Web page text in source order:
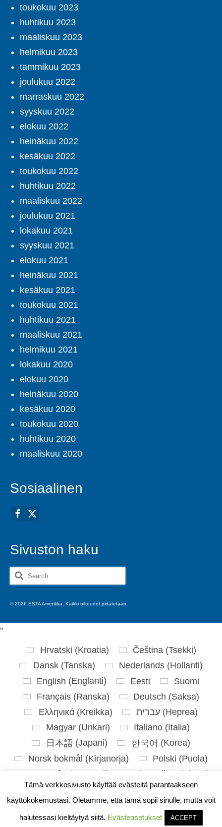
toukokuu 2023
huhtikuu 2023
maaliskuu 2023
helmikuu 2023
tammikuu 2023
joulukuu 2022
marraskuu 2022
syyskuu 2022
elokuu 2022
heinäkuu 2022
kesäkuu 2022
toukokuu 2022
huhtikuu 2022
maaliskuu 2022
joulukuu 2021
lokakuu 2021
syyskuu 2021
elokuu 2021
heinäkuu 2021
kesäkuu 2021
toukokuu 2021
huhtikuu 2021
maaliskuu 2021
helmikuu 2021
lokakuu 2020
elokuu 2020
heinäkuu 2020
kesäkuu 2020
toukokuu 2020
huhtikuu 2020
maaliskuu 2020
Sosiaalinen
Sivuston haku
Search
for:
© 2026 ESTA Amerikka. Kaikki oikeudet pidätetään.
Tämä verkkosivusto käyttää evästeitä parantaakseen
käyttökokemustasi. Oletamme, että tämä sopii sinulle, mutta voit
halutessasi kieltäytyä siitä. Evästeasetukset ACCEPT
''
Hrvatski (Kroatia) Čeština(Tsekki)
Dansk (Tanska) Nederlands (Hollanti)
English (Englanti) Eesti
Suomi
Français (Ranska) Deutsch (Saksa)
Ελληνικά(Kreikka) עברית(Heprea)
Magyar (Unkari) Italiano (Italia)
日本語(Japani) 한국어 (Korea)
Norsk bokmål (Kirjanorja) Polski (Puola)
Português
( Portugali) Slovenčina ( Slaavi)
Slovenščina(Sloveeni) Español(Espanja
Svenska( Ruotsi)